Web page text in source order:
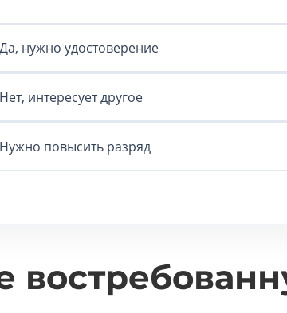
нужно удостоверение
интересует другое
повысить разряд